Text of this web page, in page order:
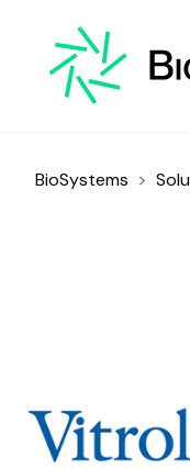
BioSystems >